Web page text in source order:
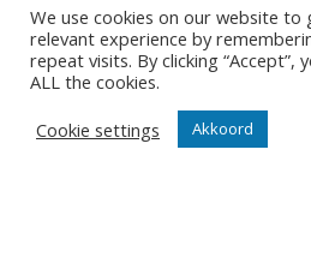
Team
Wedstrijden
We use cookies on our website to
relevant experience by
repeat visits. By clicking “Accept”,
ALL the cookies.
Cookie settings
Akkoord